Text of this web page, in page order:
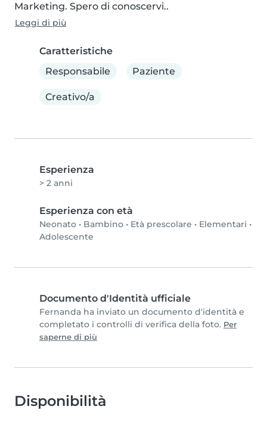
Marketing. Spero di conoscervi..
Leggi di più
Caratteristiche
Responsabile
Paziente
Creativo/a
Esperienza
> 2 anni
Esperienza con età
Neonato • Bambino • Età prescolare • Elementari •
Adolescente
Documento d'Identità ufficiale
Fernanda ha inviato un documento d'identità e
completato i controlli di verifica della foto. Per
saperne di più
Disponibilità